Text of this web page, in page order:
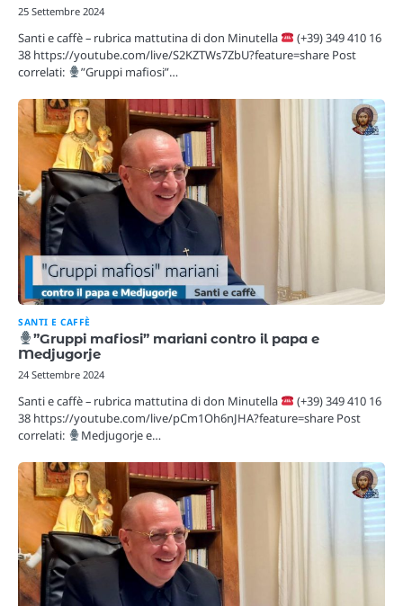
25 Settembre 2024
Santi e caffè – rubrica mattutina di don Minutella
(+39) 349 410 16
38 https://youtube.com/live/S2KZTWs7ZbU?feature=share Post
correlati:
”Gruppi mafiosi”…
SANTI E CAFFÈ
”Gruppi mafiosi” mariani contro il papa e
Medjugorje
24 Settembre 2024
Santi e caffè – rubrica mattutina di don Minutella
(+39) 349 410 16
38 https://youtube.com/live/pCm1Oh6nJHA?feature=share Post
correlati:
Medjugorje e…